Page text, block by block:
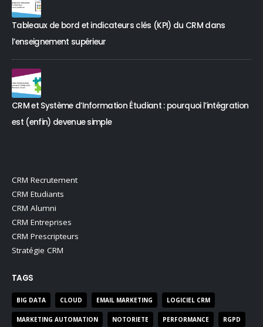
Tableaux de bord et indicateurs clés (KPI) du CRM dans
l’enseignement supérieur
CRM et Système d’Information Étudiant : pourquoi l’intégration
est (enfin) devenue simple
CRM Recrutement
CRM Etudiants
CRM Alumni
CRM Entreprises
CRM Prescripteurs
Stratégie CRM
TAGS
BIG DATA CLOUD EMAIL MARKETING LOGICIEL CRM
MARKETING AUTOMATION NOTORIETE PERFORMANCE RGPD